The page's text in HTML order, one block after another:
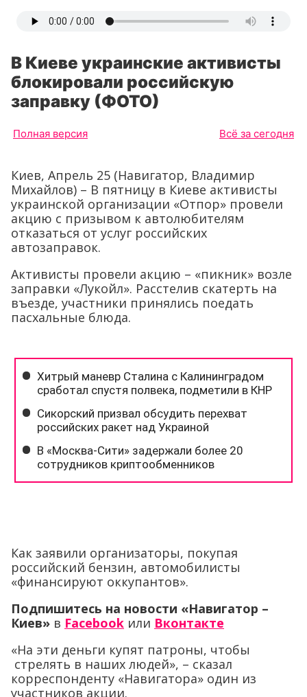
В Киеве украинские активисты
блокировали российскую
заправку (ФОТО)
Полная версия Всё за сегодня
Киев, Апрель 25 (Навигатор, Владимир
Михайлов) – В пятницу в Киеве активисты
украинской организации «Отпор» провели
акцию с призывом к автолюбителям
отказаться от услуг российских
автозаправок.
Активисты провели акцию – «пикник» возле
заправки «Лукойл». Расстелив скатерть на
въезде, участники принялись поедать
пасхальные блюда.
Как заявили организаторы, покупая
российский бензин, автомобилисты
«финансируют оккупантов».
Подпишитесь на новости «Навигатор –
Киев» в Facebook или Вконтакте
«На эти деньги купят патроны, чтобы
стрелять в наших людей», – сказал
корреспонденту «Навигатора» один из
участников акции.